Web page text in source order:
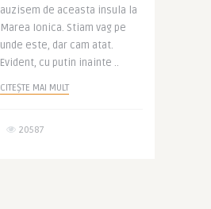
auzisem de aceasta insula la
Marea Ionica. Stiam vag pe
unde este, dar cam atat.
Evident, cu putin inainte ..
CITEȘTE MAI MULT
20587